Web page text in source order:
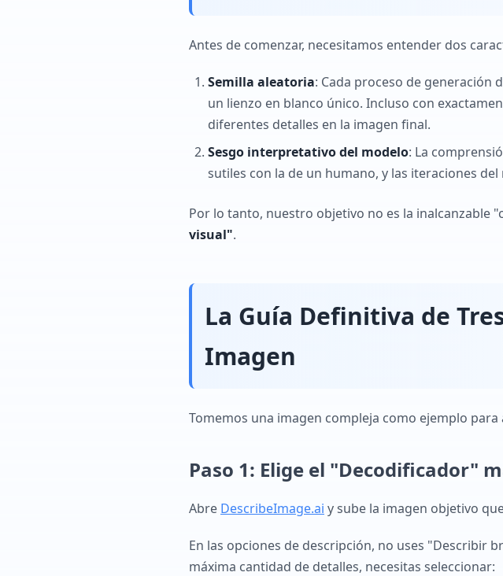
Antes de comenzar, necesitamos entender dos
Semilla aleatoria: Cada proceso de generación
un lienzo en blanco único. Incluso con
diferentes detalles en la imagen final.
Sesgo interpretativo del modelo: La
sutiles con la de un humano, y las iteraciones
Por lo tanto, nuestro objetivo no es la inalcanzable
visual".
La Guía Definitiva de
Imagen
Tomemos una imagen compleja como ejemplo
Paso 1: Elige el "Decodificador"
Abre DescribeImage.ai y sube la imagen objetivo
En las opciones de descripción, no uses "Describir
máxima cantidad de detalles, necesitas seleccionar: